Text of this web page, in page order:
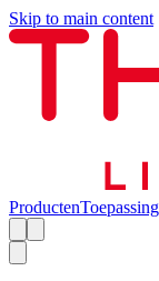
Skip to main content
Producten